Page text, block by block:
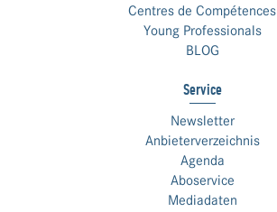
Centres de Compétences
Young Professionals
BLOG
Service
Newsletter
Anbieterverzeichnis
Agenda
Aboservice
Mediadaten